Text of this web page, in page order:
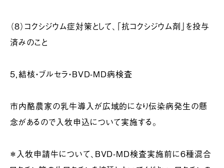
（８）コクシジウム症対策として、「抗コクシジウム剤」を投与
済みのこと
５，結核・ブルセラ・BVD-MD病検査
市内酪農家の乳牛導入が広域的になり伝染病発生の懸
念があるので入牧申込について実施する。
＊入牧申請牛について、BVD-MD検査実施前に６種混合